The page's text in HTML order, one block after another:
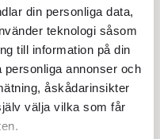
din personliga data,
teknologi såsom
till information på din
personliga annonser och
åskådarinsikter
välja vilka som får